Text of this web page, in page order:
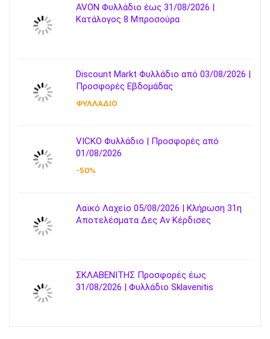
AVON Φυλλάδιο έως 31/08/2026 |
Κατάλογος 8 Μπροσούρα
Discount Markt Φυλλάδιο από 03/08/2026 |
Προσφορές Εβδομάδας
ΦΥΛΛΑΔΙΟ
VICKO Φυλλάδιο | Προσφορές από
01/08/2026
-50%
Λαϊκό Λαχείο 05/08/2026 | Κλήρωση 31η
Αποτελέσματα Δες Αν Κέρδισες
ΣΚΛΑΒΕΝΙΤΗΣ Προσφορές έως
31/08/2026 | Φυλλάδιο Sklavenitis